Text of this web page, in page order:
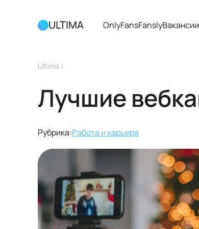
ULTIMA OnlyFansFanslyВакансии
Ultima /
Лучшие
Рубрика:Работа и карьера